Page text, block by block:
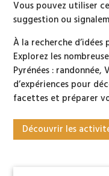
Vous pouvez utiliser
suggestion ou
À la recherche
Explorez les
Pyrénées :
d’expériences pour
facettes et préparer
Découvrir les